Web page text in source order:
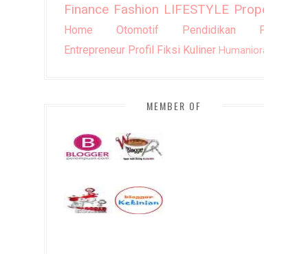
Finance Fashion LIFESTYLE Property
Home Otomotif Pendidikan
Puisi
Entrepreneur Profil Fiksi Kuliner Humaniora
MEMBER OF